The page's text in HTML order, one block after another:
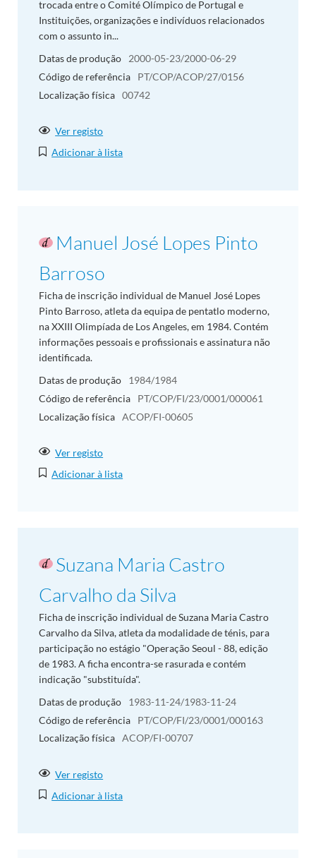
trocada entre o Comité Olímpico de Portugal e
Instituições, organizações e indivíduos relacionados
com o assunto in...
Datas de produção
2000-05-23/2000-06-29
Código de referência
PT/COP/ACOP/27/0156
Localização física 00742
Ver registo
Adicionar à lista
Manuel José Lopes Pinto
Barroso
Ficha de inscrição individual de Manuel José Lopes
Pinto Barroso, atleta da equipa de pentatlo moderno,
na XXIII Olimpíada de Los Angeles, em 1984. Contém
informações pessoais e profissionais e assinatura não
identificada.
Datas de produção
1984/1984
Código de referência
PT/COP/FI/23/0001/000061
Localização física ACOP/FI-00605
Ver registo
Adicionar à lista
Suzana Maria Castro
Carvalho da Silva
Ficha de inscrição individual de Suzana Maria Castro
Carvalho da Silva, atleta da modalidade de ténis, para
participação no estágio "Operação Seoul - 88, edição
de 1983. A ficha encontra-se rasurada e contém
indicação "substituída".
Datas de produção
1983-11-24/1983-11-24
Código de referência
PT/COP/FI/23/0001/000163
Localização física ACOP/FI-00707
Ver registo
Adicionar à lista